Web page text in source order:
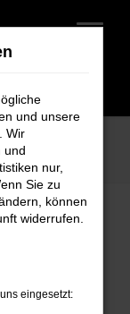
bei
alle, die für
Mit seiner
und unsere
Wir
und
nur,
Sie zu
können
widerrufen.
eingesetzt: